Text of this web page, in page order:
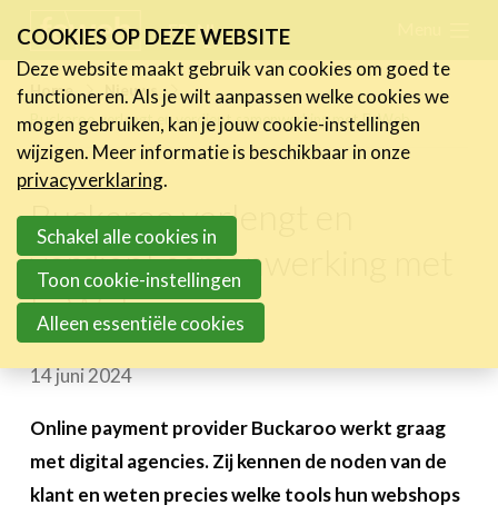
links
Jump
to
navigation
to
main
content
FR NL
Home
Nieuws
Buckaroo verlengt en verdiept samenwerking met FeWeb
Buckaroo verlengt en
verdiept samenwerking met
FeWeb
14 juni 2024
Online payment provider Buckaroo werkt graag
met digital agencies. Zij kennen de noden van de
klant en weten precies welke tools hun webshops
Nieuws
Nieuwsberichten
FeWeb Videos
Jobs in de sector
Activiteiten
Cases
Toolbox
Bedrijvenzoeker
COOKIES OP DEZE WEBSITE
Deze website maakt gebruik van cookies om goed te
functioneren. Als je wilt aanpassen welke cookies we
mogen gebruiken, kan je jouw cookie-instellingen
wijzigen. Meer informatie is beschikbaar in onze
privacyverklaring.
Schakel alle cookies in
Toon cookie-instellingen
Alleen essentiële cookies